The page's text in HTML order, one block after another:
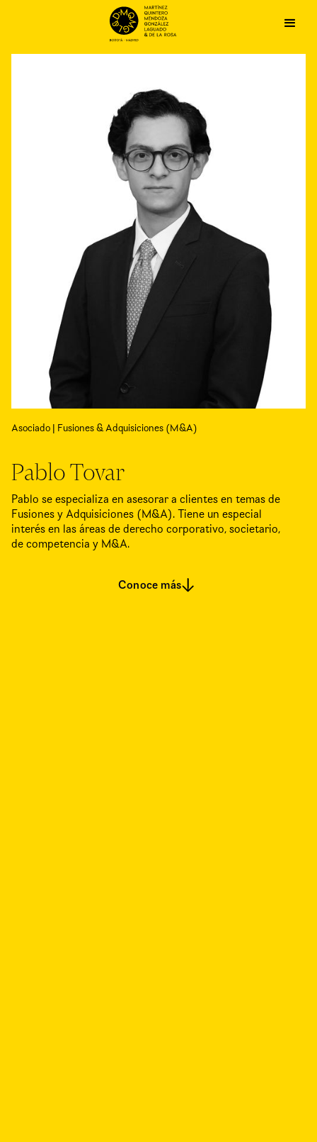
Asociado | Fusiones & Adquisiciones (M&A)
Pablo Tovar
Pablo se especializa en asesorar a clientes en temas de
Fusiones y Adquisiciones (M&A). Tiene un especial
interés en las áreas de derecho corporativo, societario,
de competencia y M&A.
Conoce más